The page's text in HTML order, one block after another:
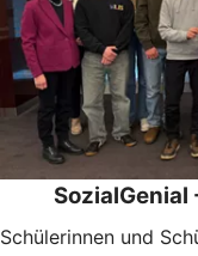
Schülerinnen und